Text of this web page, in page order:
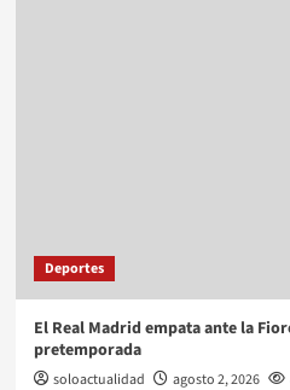
Deportes
El Real Madrid empata ante la
pretemporada
soloactualidad agosto 2, 2026